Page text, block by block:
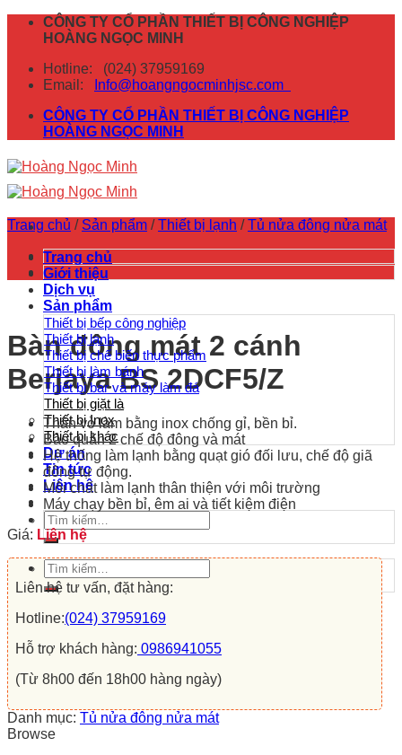
Skip
CÔNG TY CỔ PHẦN THIẾT BỊ CÔNG NGHIỆP
HOÀNG NGỌC MINH
Hotline: (024) 37959169
Email:
Info@hoangngocminhjsc.com
CÔNG TY CỔ PHẦN THIẾT BỊ CÔNG NGHIỆP
HOÀNG NGỌC MINH
Trang chủ
Giới thiệu
Dịch vụ
Sản phẩm
Thiết bị bếp công nghiệp
Thiết bị lạnh
Thiết bị chế biến thực phẩm
Thiết bị làm bánh
Thiết bị bar và máy làm đá
Thiết bị giặt là
Thiết bị Inox
Thiết bị khác
Dự án
Tin tức
Liên hệ
Tìm
kiếm:
Tìm
kiếm:
Trang chủ / Sản phẩm / Thiết bị lạnh / Tủ nửa đông nửa mát
Bàn đông mát 2 cánh
Berjaya BS 2DCF5/Z
Thân vỏ làm bằng inox chống gỉ, bền bỉ.
Bảo quản 2 chế độ đông và mát
Hệ thống làm lạnh bằng quạt gió đối lưu, chế độ giã
đông tự động.
Môi chất làm lạnh thân thiện với môi trường
Máy chạy bền bỉ, êm ai và tiết kiệm điện
Giá: Liên hệ
Liên hệ tư vấn, đặt hàng:
Hotline:(024) 37959169
Hỗ trợ khách hàng: 0986941055
(Từ 8h00 đến 18h00 hàng ngày)
Danh mục: Tủ nửa đông nửa mát
Browse